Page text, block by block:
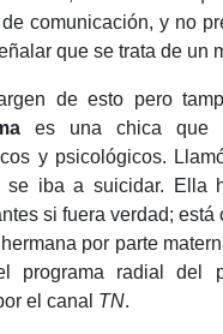
comunicación, y no
que se trata de un
de esto pero
es una chica que
y psicológicos.
se iba a suicidar. Ella
si fuera verdad; está
por parte
programa radial del
el canal TN.